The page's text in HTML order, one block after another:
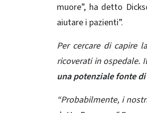
muore”, ha detto
aiutare i pazienti”.
Per cercare di capire
ricoverati in ospedale.
una potenziale fonte
“Probabilmente, i